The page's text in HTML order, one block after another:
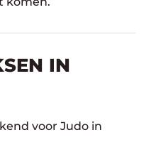
IN
voor Judo in